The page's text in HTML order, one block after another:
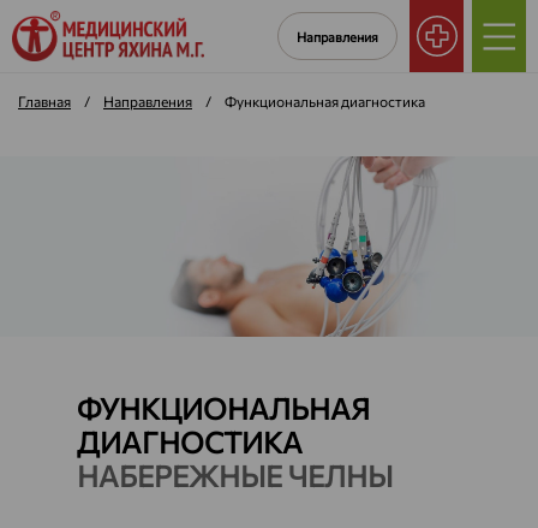
Направления
Главная / Направления / Функциональная диагностика
ФУНКЦИОНАЛЬНАЯ
ДИАГНОСТИКА
НАБЕРЕЖНЫЕ ЧЕЛНЫ